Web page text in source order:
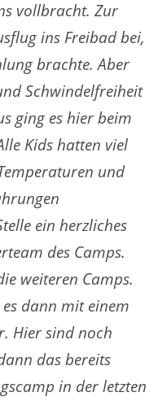
vollbracht. Zur
ins Freibad bei,
brachte. Aber
Schwindelfreiheit
ging es hier beim
Kids hatten viel
und
ein herzliches
des Camps.
weiteren Camps.
dann mit einem
Hier sind noch
das bereits
in der letzten